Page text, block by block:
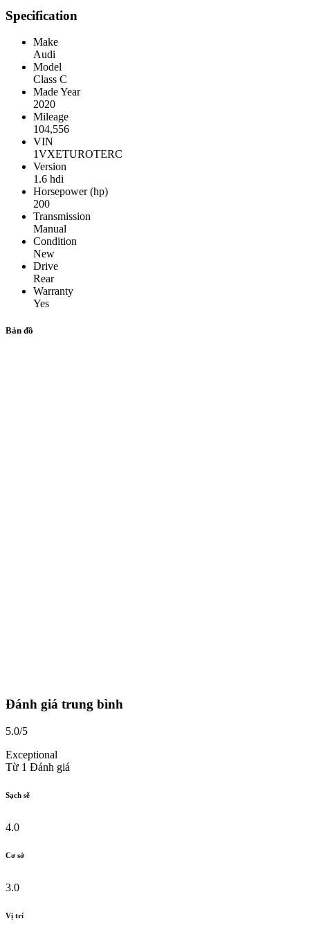
Specification
Make
Audi
Model
Class C
Made Year
2020
Mileage
104,556
VIN
1VXETUROTERC
Version
1.6 hdi
Horsepower (hp)
200
Transmission
Manual
Condition
New
Drive
Rear
Warranty
Yes
Bản đồ
Đánh giá trung bình
5.0/5
Exceptional
Từ 1 Đánh giá
Sạch sẽ
4.0
Cơ sở
3.0
Vị trí